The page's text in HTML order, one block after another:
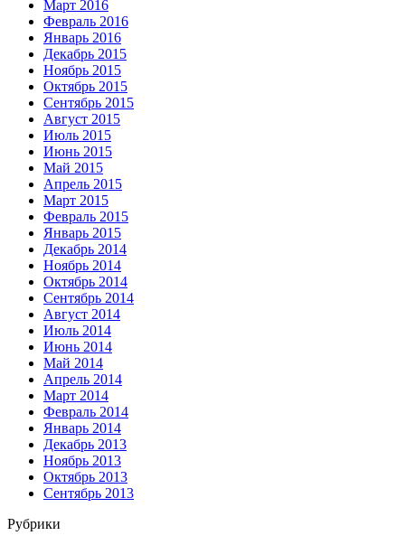
Март 2016
Февраль 2016
Январь 2016
Декабрь 2015
Ноябрь 2015
Октябрь 2015
Сентябрь 2015
Август 2015
Июль 2015
Июнь 2015
Май 2015
Апрель 2015
Март 2015
Февраль 2015
Январь 2015
Декабрь 2014
Ноябрь 2014
Октябрь 2014
Сентябрь 2014
Август 2014
Июль 2014
Июнь 2014
Май 2014
Апрель 2014
Март 2014
Февраль 2014
Январь 2014
Декабрь 2013
Ноябрь 2013
Октябрь 2013
Сентябрь 2013
Рубрики